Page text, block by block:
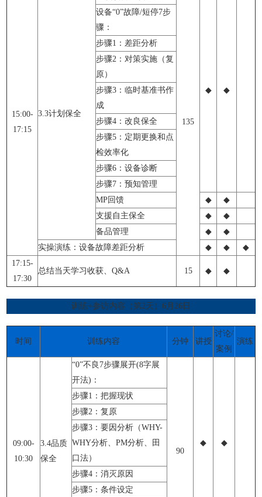
15:00-
17:15
3.3计划保全
135
◆ ◆
设备“0”故障/短停7步
骤：
步骤1：差距分析
步骤2：对策实施（复
原）
步骤3：临时基准书作
成
步骤4：改良保全
步骤5：定期更换和点
检效率化
步骤6：设备诊断
步骤7：预知管理
MP回馈
◆
◆
支援自主保全
◆
◆
备品管理
◆
◆
实操演练：设备故障差距分析
◆ ◆
◆
17:15-
17:30
总结当天学习收获、Q&A 15 ◆ ◆
训练+参访内容（第2天）6月26日
时间 训练内容 分钟 讲授
讨论/
案例
演练
09:00-
10:30
3.4品质
保全
“0”不良7步骤展开(8字展
开法)：
90
◆ ◆
步骤1：把握现状
步骤2：复原
步骤3：要因分析（WHY-
WHY分析、PM分析、田
口法）
步骤4：消灭原因
步骤5：条件设定